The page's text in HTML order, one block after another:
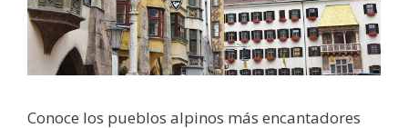
Conoce los pueblos alpinos más encantadores